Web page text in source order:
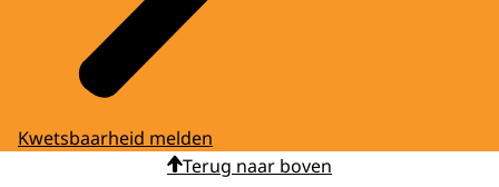
Kwetsbaarheid melden
Terug naar boven